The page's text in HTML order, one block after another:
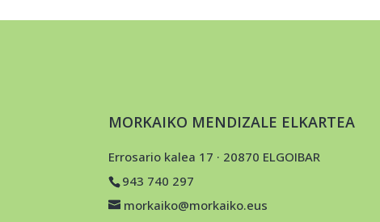
MORKAIKO MENDIZALE ELKARTEA
Errosario kalea 17 · 20870 ELGOIBAR
943 740 297
morkaiko@morkaiko.eus